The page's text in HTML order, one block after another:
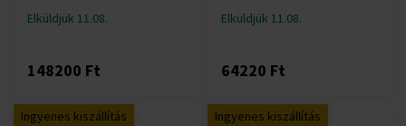
Elküldjük 11.08.
148200 Ft
Elküldjük 11.08.
64220 Ft
Ingyenes kiszállítás Ingyenes kiszállítás